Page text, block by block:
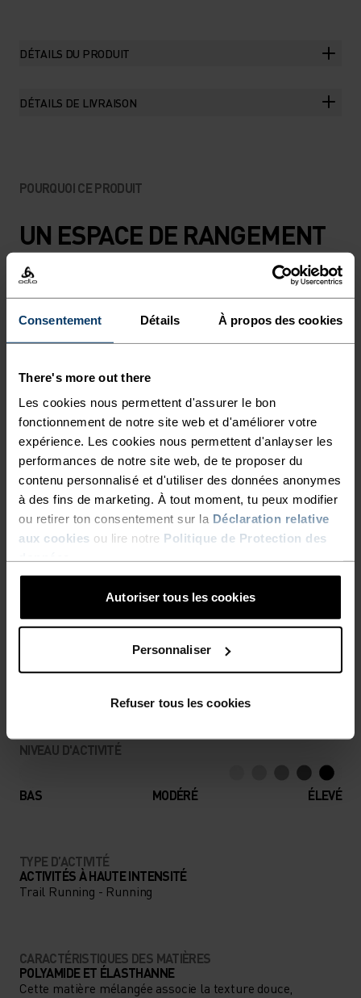
Consentement Détails À propos des cookies
There's more out there
Les cookies nous permettent d'assurer le bon
fonctionnement de notre site web et d'améliorer votre
expérience. Les cookies nous permettent d'anlayser les
performances de notre site web, de te proposer du
contenu personnalisé et d'utiliser des données anonymes
à des fins de marketing. À tout moment, tu peux modifier
ou retirer ton consentement sur la Déclaration relative
aux cookies ou lire notre Politique de Protection des
Autoriser tous les cookies
Personnaliser
Refuser tous les cookies
DÉTAILS DU PRODUIT
DÉTAILS DE LIVRAISON
POURQUOI CE PRODUIT
UN ESPACE DE RANGEMENT
STABLE POUR COURIR SANS
DISTRACTIONS.
Tes essentiels de running à portée de main et
ranger tes clés, ton téléphone, tes snacks et
autres. Confectionné dans un tissu power mesh
très respirant, ce modèle présente des sangles
intégrées pour attacher des bâtons ou une veste.
Une ceinture polyvalente pour courir sur la route,
les sentiers et partout ailleurs.
LES DÉTAILS QUI FONT LA
DIFFÉRENCE
Des accessoires pensés pour profiter au maximum
NIVEAU D'ACTIVITÉ
BAS MODÉRÉ ÉLEVÉ
TYPE D’ACTIVITÉ
ACTIVITÉS À HAUTE INTENSITÉ
Trail Running - Running
CARACTÉRISTIQUES DES MATIÈRES
POLYAMIDE ET ÉLASTHANNE
Cette matière mélangée associe la texture douce,